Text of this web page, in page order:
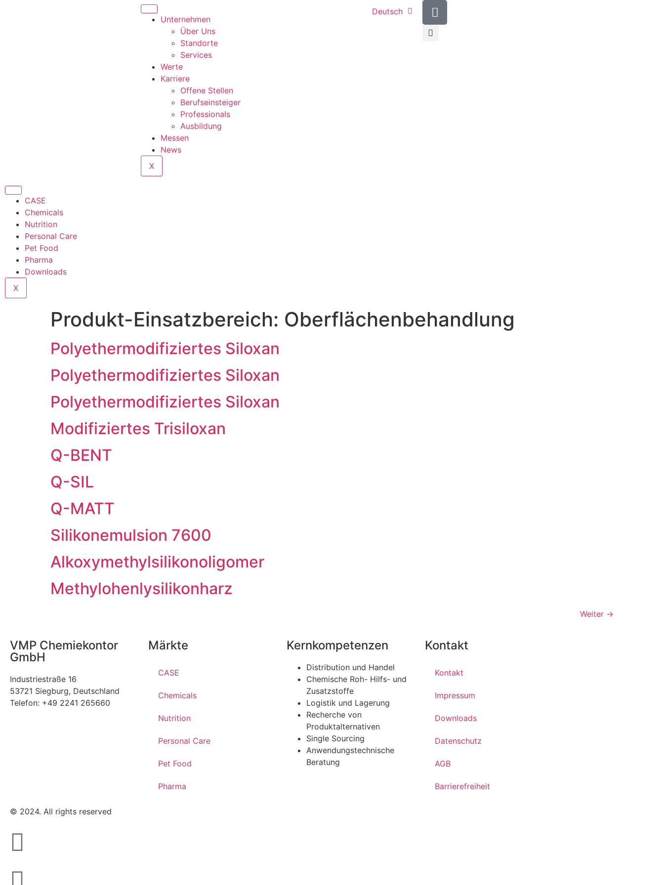
Unternehmen
Über Uns
Standorte
Services
Werte
Karriere
Offene Stellen
Berufseinsteiger
Professionals
Ausbildung
Messen
News
X
Deutsch
CASE
Chemicals
Nutrition
Personal Care
Pet Food
Pharma
Downloads
X
Produkt-Einsatzbereich: Oberflächenbehandlung
Polyethermodifiziertes Siloxan
Polyethermodifiziertes Siloxan
Polyethermodifiziertes Siloxan
Modifiziertes Trisiloxan
Q-BENT
Q-SIL
Q-MATT
Silikonemulsion 7600
Alkoxymethylsilikonoligomer
Methylohenlysilikonharz
Weiter →
VMP Chemiekontor
GmbH
Industriestraße 16
53721 Siegburg, Deutschland
Telefon: +49 2241 265660
Märkte
CASE
Chemicals
Nutrition
Personal Care
Pet Food
Pharma
Kernkompetenzen
Distribution und Handel
Chemische Roh- Hilfs- und
Zusatzstoffe
Logistik und Lagerung
Recherche von
Produktalternativen
Single Sourcing
Anwendungstechnische
Beratung
Kontakt
Kontakt
Impressum
Downloads
Datenschutz
AGB
Barrierefreiheit
© 2024. All rights reserved